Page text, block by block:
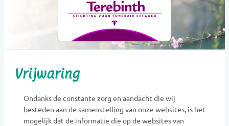
Vrijwaring
Ondanks de constante zorg en aandacht die wij
besteden aan de samenstelling van onze websites, is het
mogelijk dat de informatie die op de websites van